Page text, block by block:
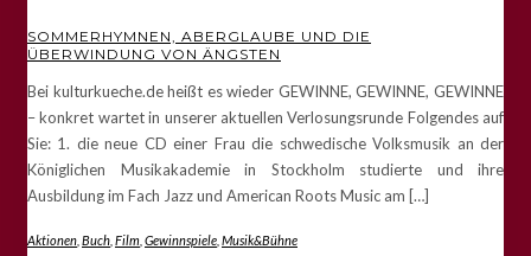
SOMMERHYMNEN, ABERGLAUBE UND DIE
ÜBERWINDUNG VON ÄNGSTEN
Bei kulturkueche.de heißt es wieder GEWINNE, GEWINNE, GEWINNE
– konkret wartet in unserer aktuellen Verlosungsrunde Folgendes auf
Sie: 1. die neue CD einer Frau die schwedische Volksmusik an der
Königlichen Musikakademie in Stockholm studierte und ihre
Ausbildung im Fach Jazz und American Roots Music am […]
Aktionen Buch Film Gewinnspiele Musik&Bühne